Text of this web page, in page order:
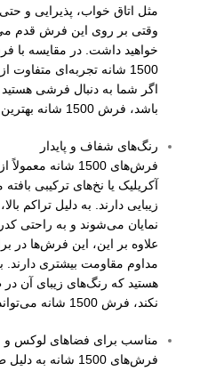
مثل اتاق خواب، پذیرایی و
وقتی بر روی این فرش قدم
خواهید داشت. در مقایسه با
1500 شانه تجربه‌ای
اگر شما به دنبال فرشی
باشد، فرش 1500 شانه بهترین انتخاب است.
رنگ‌های شفاف و پایدار
فرش‌های 1500 شانه
آکریلیک یا نخ‌های ترکیبی
زیبایی دارند. به دلیل تراکم
نمایان می‌شوند و به راحتی
علاوه بر این، این فرش‌ها در
مداوم مقاومت بیشتری دارند.
هستید که رنگ‌های زیبای آن در
نکند، فرش 1500 شانه می‌تواند گزینه مناسبی باشد.
مناسب برای فضاهای لوکس و
فرش‌های 1500